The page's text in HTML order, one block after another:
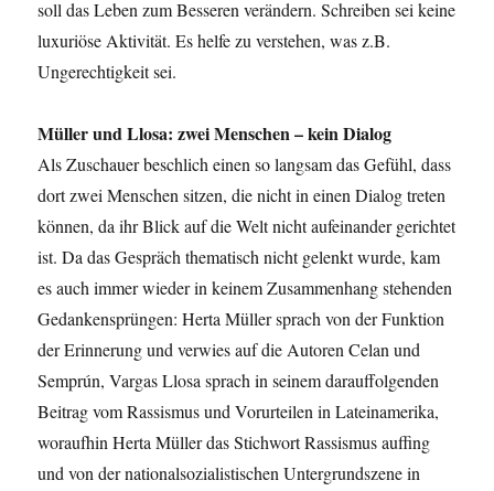
soll das Leben zum Besseren verändern. Schreiben sei keine
luxuriöse Aktivität. Es helfe zu verstehen, was z.B.
Ungerechtigkeit sei.
Müller und Llosa: zwei Menschen – kein Dialog
Als Zuschauer beschlich einen so langsam das Gefühl, dass
dort zwei Menschen sitzen, die nicht in einen Dialog treten
können, da ihr Blick auf die Welt nicht aufeinander gerichtet
ist. Da das Gespräch thematisch nicht gelenkt wurde, kam
es auch immer wieder in keinem Zusammenhang stehenden
Gedankensprüngen: Herta Müller sprach von der Funktion
der Erinnerung und verwies auf die Autoren Celan und
Semprún, Vargas Llosa sprach in seinem darauffolgenden
Beitrag vom Rassismus und Vorurteilen in Lateinamerika,
woraufhin Herta Müller das Stichwort Rassismus auffing
und von der nationalsozialistischen Untergrundszene in